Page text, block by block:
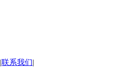
|联系我们|